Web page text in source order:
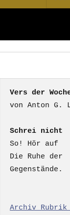
nach:
Vers der
Schrei nicht
So! Hör auf
Die Ruhe der
Gegenstände.
Archiv Rubrik